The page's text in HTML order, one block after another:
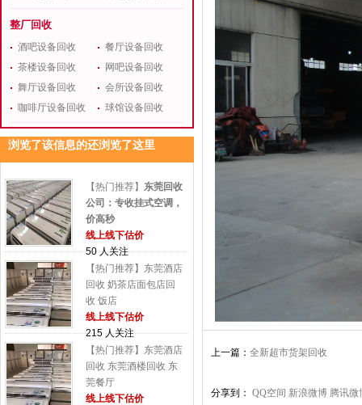
整厂回收
酒吧设备回收
餐厅设备回收
茶楼设备回收
网吧设备回收
舞厅设备回收
会所设备回收
咖啡厅设备回收
球馆设备回收
浏览了该信息的还浏览了这里
【热门推荐】 东莞回收
公司：专收挂式空调，
价高秒
线上线下估价
50 人关注
【热门推荐】东莞酒店
回收 奶茶店面包店回
收 饭店
线上线下估价
215 人关注
【热门推荐】东莞酒店
回收 东莞酒楼回收 东
莞餐厅
线上线下估价
上一篇： 全新超市货架回收
分享到： QQ空间 新浪微博 腾讯微